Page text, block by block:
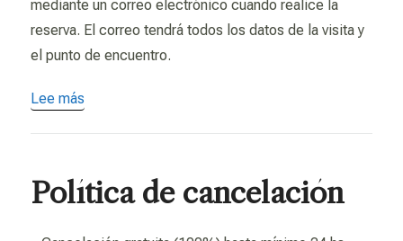
mediante un correo electrónico cuando realice la
reserva. El correo tendrá todos los datos de la visita y
el punto de encuentro.
Lee más
Política de cancelación